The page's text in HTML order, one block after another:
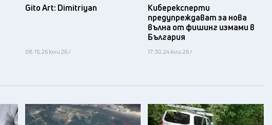
Gito Art: Dimitriyan
08:15, 26 юли 26 /
Киберексперти
предупреждават за нова
вълна от фишинг измами в
България
17:30, 24 юли 26 /